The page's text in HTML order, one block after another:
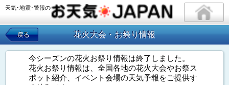
天気･地震･警報の
戻る 花火大会・お祭り情報
今シーズンの花火お祭り情報は終了しました。
花火お祭り情報は、全国各地の花火大会やお祭ス
ポット紹介、イベント会場の天気予報をご提供す